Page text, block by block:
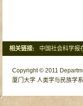
相关链接: 中国社会科学报
Copyright © 2011
厦门大学 人类学与民族学